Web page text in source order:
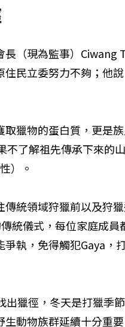
長（現為監事）Ciwang
民立委努力不夠；他
取獵物的蛋白質，更是
了解祖先傳承下來的
）。
統領域狩獵前以及狩
統儀式，每位家庭成員
執，免得觸犯Gaya，
獵徑，冬天是打獵季
動物族群延續十分重